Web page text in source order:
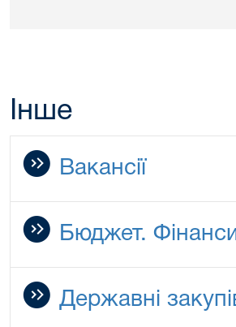
Інше
Вакансії
Бюджет.
Державні